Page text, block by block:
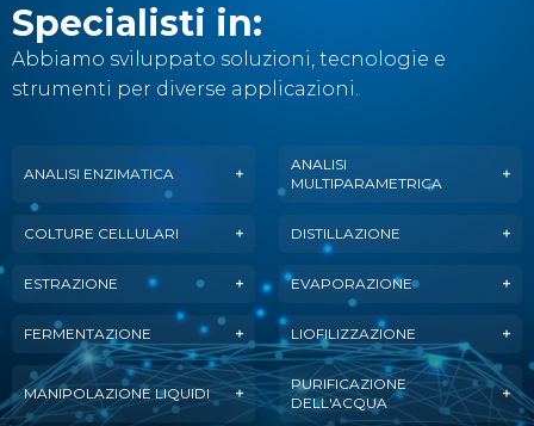
Specialisti in:
Abbiamo sviluppato soluzioni, tecnologie e
strumenti per diverse applicazioni.
ANALISI ENZIMATICA
ANALISI
MULTIPARAMETRICA
COLTURE CELLULARI DISTILLAZIONE
ESTRAZIONE EVAPORAZIONE
FERMENTAZIONE LIOFILIZZAZIONE
MANIPOLAZIONE LIQUIDI
PURIFICAZIONE
DELL'ACQUA